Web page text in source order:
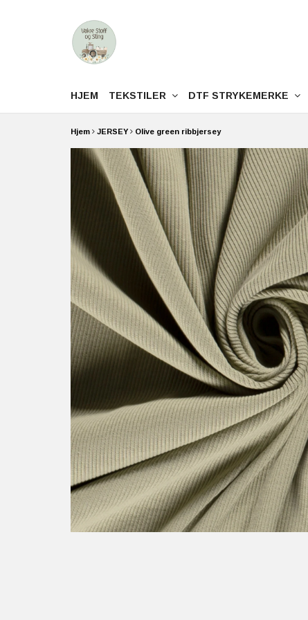
Hjem JERSEY Olive green ribbjersey
HJEM TEKSTILER DTF STRYKEMERKE